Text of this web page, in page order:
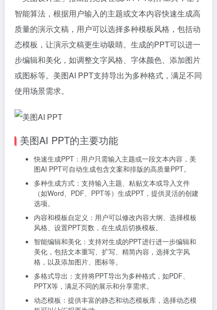
智能算法，根据用户输入的主题或文本内容快速生成高
质量的演示文稿，用户可以选择多种模板风格，包括动
态模板，让演示文稿更生动吸睛。生成的PPT可以进一
步编辑和美化，如调整文字风格、字体颜色、添加图片
或图标等。美图AI PPT支持导出为多种格式，满足不同
使用场景需求。
美图AI PPT的主要功能
快速生成PPT：用户只需输入主题或一段文本内容，美
图AI PPT可自动生成包含文案和排版的高质量PPT。
多种生成方式：支持输入主题、粘贴文本或导入文件
（如Word、PDF、PPT等）生成PPT，提供灵活的创建
选项。
内容和模板自定义：用户可以修改内容大纲、选择模板
风格、设置PPT页数，在生成后切换模板。
智能编辑和美化：支持对生成的PPT进行进一步编辑和
美化，包括文本重写、扩写、精简内容，选择文字风
格，以及添加图片、图标等。
多格式导出：支持将PPT导出为多种格式，如PDF、
PPTX等，满足不同的展示和分享需求。
动态模板：提供丰富的静态和动态模板库，选择动态模